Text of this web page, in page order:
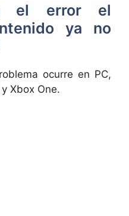
el error el
ya no
ocurre en PC,
Xbox One.